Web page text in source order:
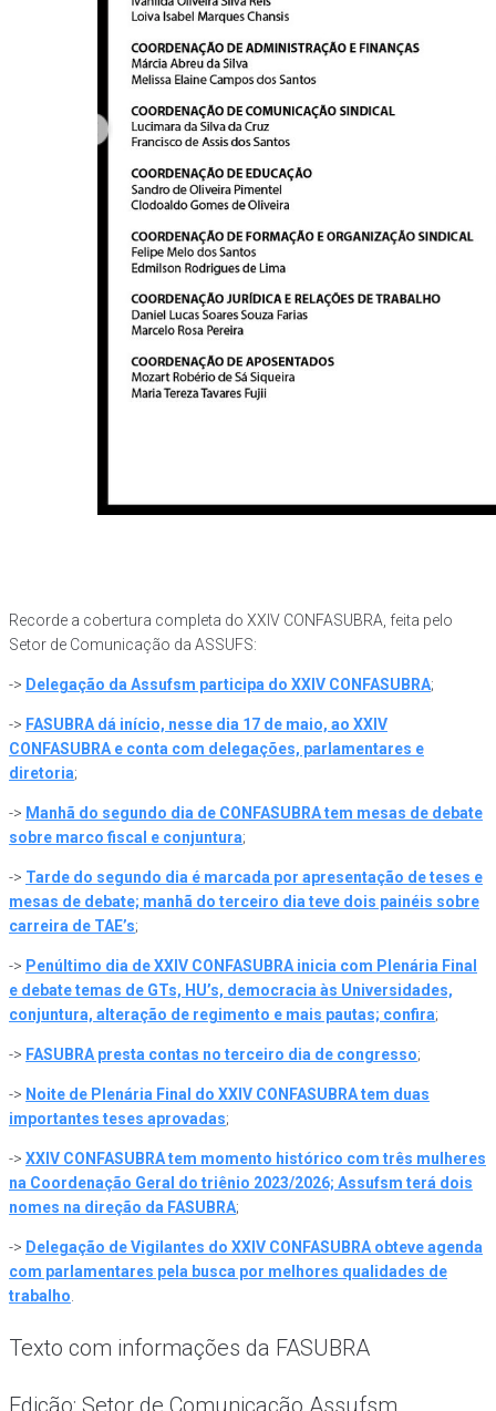
Recorde a cobertura completa do XXIV CONFASUBRA, feita pelo
Setor de Comunicação da ASSUFS:
-> Delegação da Assufsm participa do XXIV CONFASUBRA;
-> FASUBRA dá início, nesse dia 17 de maio, ao XXIV
CONFASUBRA e conta com delegações, parlamentares e
diretoria;
-> Manhã do segundo dia de CONFASUBRA tem mesas de debate
sobre marco fiscal e conjuntura;
-> Tarde do segundo dia é marcada por apresentação de teses e
mesas de debate; manhã do terceiro dia teve dois painéis sobre
carreira de TAE’s;
-> Penúltimo dia de XXIV CONFASUBRA inicia com Plenária Final
e debate temas de GTs, HU’s, democracia às Universidades,
conjuntura, alteração de regimento e mais pautas; confira;
-> FASUBRA presta contas no terceiro dia de congresso;
-> Noite de Plenária Final do XXIV CONFASUBRA tem duas
importantes teses aprovadas;
-> XXIV CONFASUBRA tem momento histórico com três mulheres
na Coordenação Geral do triênio 2023/2026; Assufsm terá dois
nomes na direção da FASUBRA;
-> Delegação de Vigilantes do XXIV CONFASUBRA obteve agenda
com parlamentares pela busca por melhores qualidades de
trabalho.
Texto com informações da FASUBRA